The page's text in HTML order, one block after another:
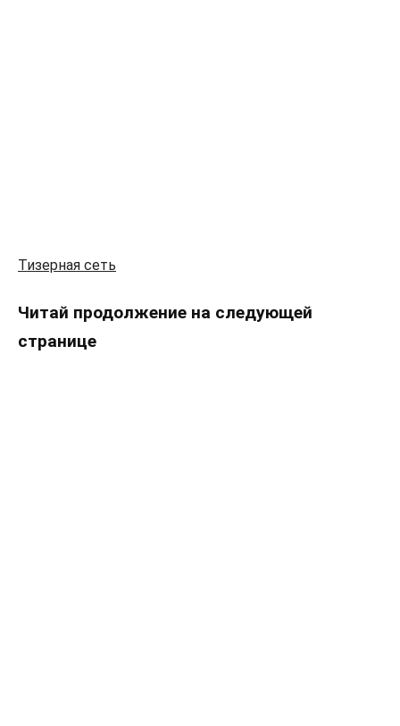
Тизерная сеть
Читай продолжение на следующей
странице